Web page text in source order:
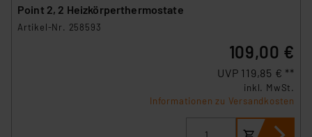
Point 2, 2 Heizkörperthermostate
Artikel-Nr. 258593
109,00 €
UVP 119,85 € **
inkl. MwSt.
Informationen zu Versandkosten